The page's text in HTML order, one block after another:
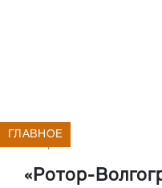
«Ротор-
ГЛАВНОЕ